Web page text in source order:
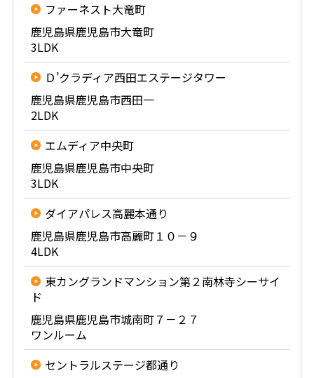
ファーネスト大竜町
鹿児島県鹿児島市大竜町
3LDK
Ｄ’クラディア西田エステージタワー
鹿児島県鹿児島市西田一
2LDK
エムディア中央町
鹿児島県鹿児島市中央町
3LDK
ダイアパレス高麗本通り
鹿児島県鹿児島市高麗町１０－９
4LDK
東カングランドマンション第２南林寺シーサイ
ド
鹿児島県鹿児島市城南町７－２７
ワンルーム
セントラルステージ都通り